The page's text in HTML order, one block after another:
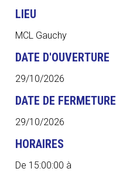
LIEU
MCL Gauchy
DATE D'OUVERTURE
29/10/2026
DATE DE FERMETURE
29/10/2026
HORAIRES
De 15:00:00 à